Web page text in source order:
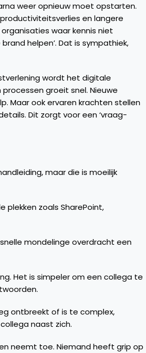
weer opnieuw moet opstarten.
en langere
waar kennis niet
helpen’. Dat is sympathiek,
wordt het digitale
groeit snel. Nieuwe
Maar ook ervaren krachten stellen
Dit zorgt voor een ‘vraag-
maar die is moeilijk
plekken zoals SharePoint,
mondelinge overdracht een
Het is simpeler om een collega te
ontbreekt of is te complex,
naast zich.
neemt toe. Niemand heeft grip op